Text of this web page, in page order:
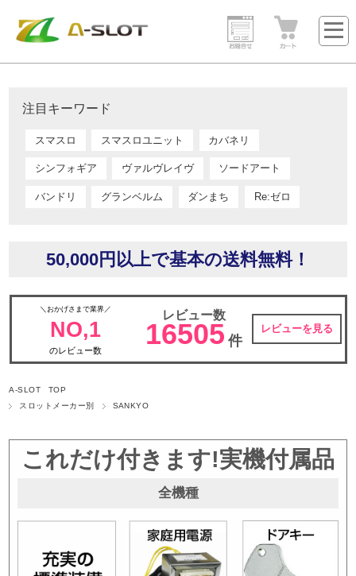
注目キーワード
スマスロ スマスロユニット カバネリ
シンフォギア ヴァルヴレイヴ ソードアート
バンドリ グランベルム ダンまち Re:ゼロ
50,000円以上で基本の送料無料！
＼おかげさまで業界／
NO,1
のレビュー数
レビュー数
16505 件
レビューを見る
A-SLOT TOP
スロットメーカー別
SANKYO
これだけ付きます!実機付属品
全機種